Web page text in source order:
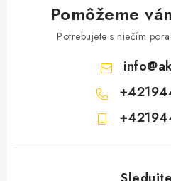
Pomôžeme
Potrebujete s niečím
info@